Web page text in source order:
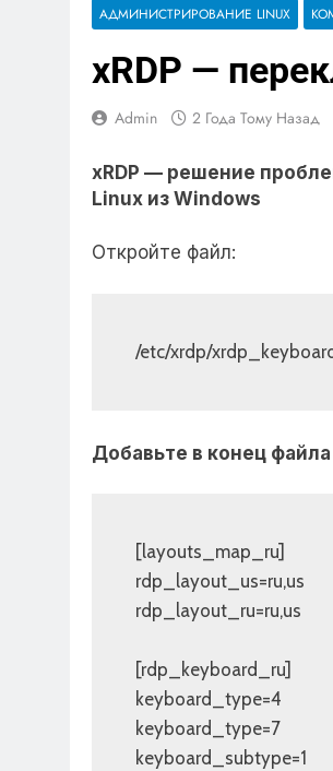
АДМИНИСТРИРОВАНИЕ LINUX
xRDP —
Admin 2 Года Тому Назад
xRDP — решение
Linux из Windows
Откройте файл:
/etc/xrdp/
Добавьте в конец
[layouts_map_ru]
rdp_layout_us=ru,us
rdp_layout_ru=ru,us
[rdp_keyboard_ru]
keyboard_type=4
keyboard_type=7
keyboard_subtype=1